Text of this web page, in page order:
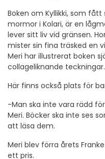
Boken om Kyllikki, som
mormor i Kolari, är en
lever sitt liv vid gränsen.
mister sin fina träsked en
Meri har illustrerat boken
collageliknande teckningar.
Här finns också plats för
-Man ska inte vara rädd
Meri. Böcker ska inte ses
att läsa dem.
Meri blev förra årets
ett pris.